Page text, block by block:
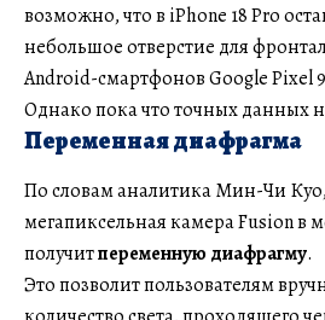
возможно, что в iPhone 18 Pro
небольшое отверстие для
Android-смартфонов Google Pixel 9
Однако пока что точных данных
Переменная диафрагма
По словам аналитика Мин-Чи
мегапиксельная камера Fusion в
получитпеременную диафрагму.
Это позволит пользователям